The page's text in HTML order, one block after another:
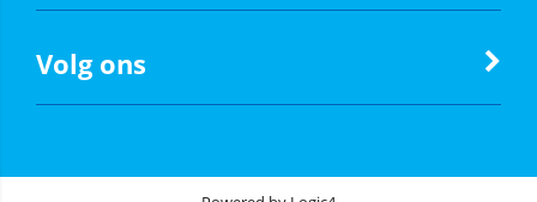
Volg ons